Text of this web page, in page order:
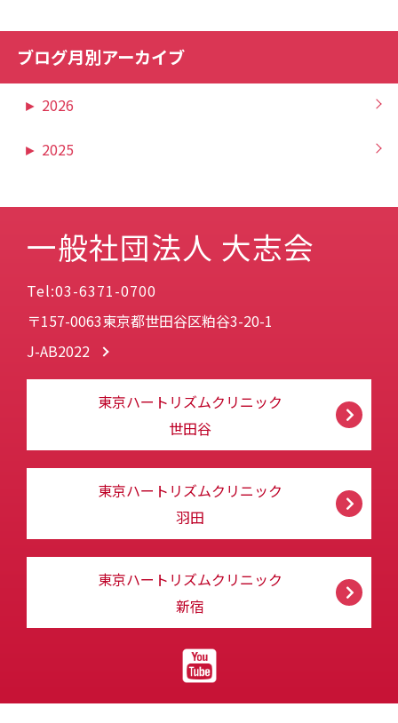
ブログ月別アーカイブ
► 2026
► 2025
一般社団法人 大志会
Tel:03-6371-0700
〒157-0063東京都世田谷区粕谷3-20-1
J-AB2022
東京ハートリズムクリニック
世田谷
東京ハートリズムクリニック
羽田
東京ハートリズムクリニック
新宿